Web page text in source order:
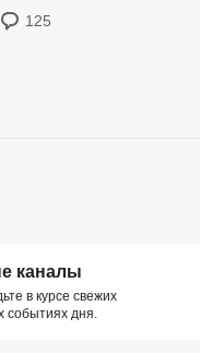
125
каналы
в курсе свежих
событиях дня.